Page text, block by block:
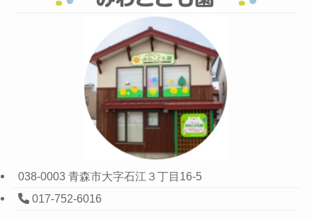
038-0003 青森市大字石江３丁目16-5
017-752-6016